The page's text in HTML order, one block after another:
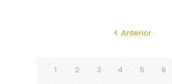
Anterior
1 2 3 4 5 6